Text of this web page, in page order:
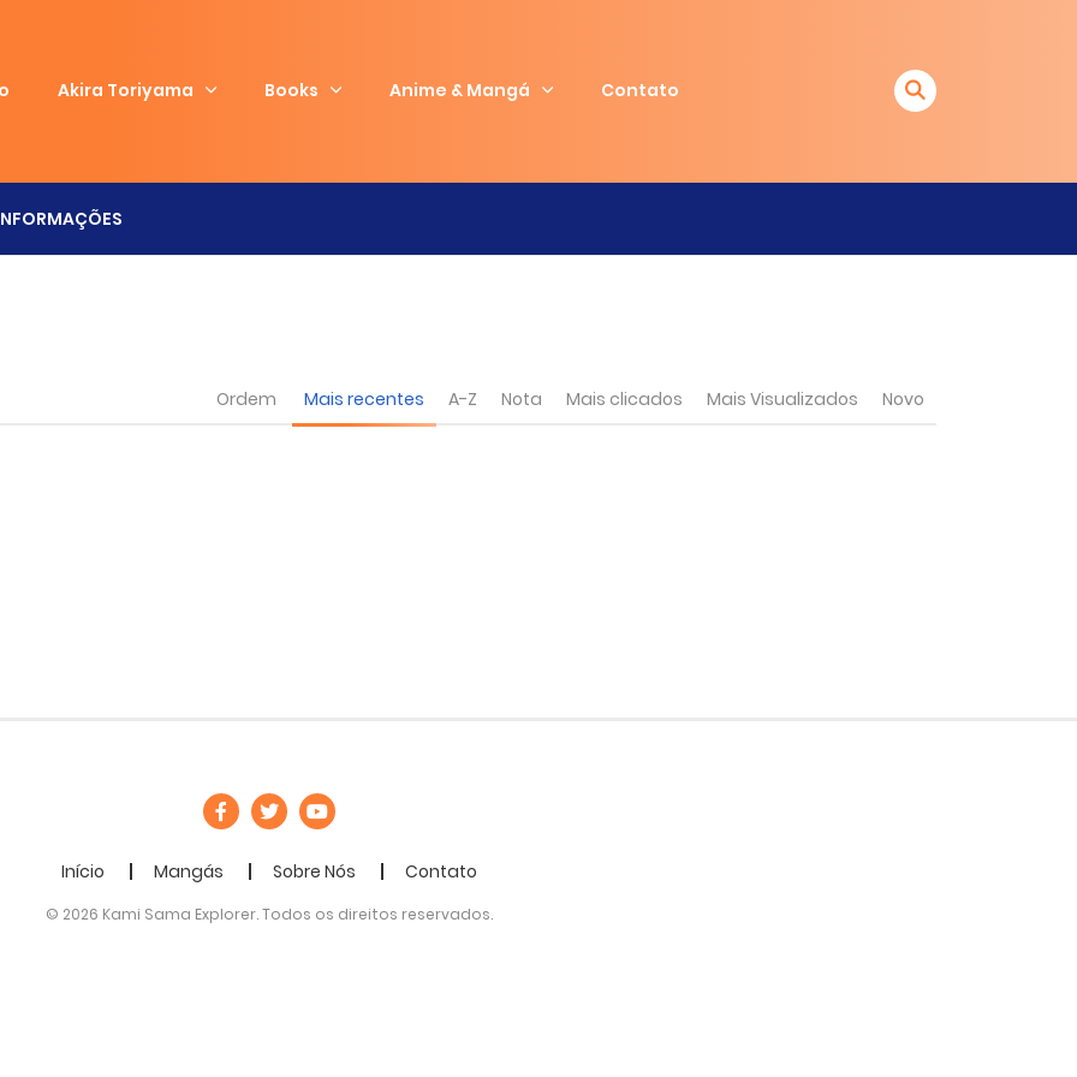
Akira Toriyama Books Anime & Mangá Contato
Ordem Mais recentes A-Z Nota Mais clicados Mais Visualizados Novo
Início Mangás Sobre Nós Contato
© 2026 Kami Sama Explorer. Todos os direitos reservados.